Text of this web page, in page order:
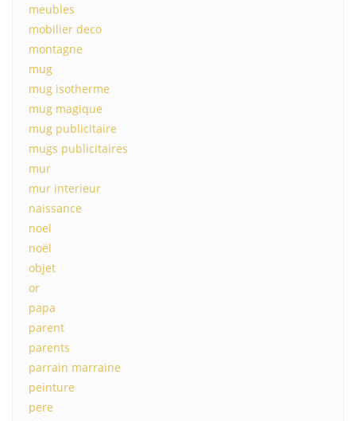
meubles
mobilier deco
montagne
mug
mug isotherme
mug magique
mug publicitaire
mugs publicitaires
mur
mur interieur
naissance
noel
noël
objet
or
papa
parent
parents
parrain marraine
peinture
pere